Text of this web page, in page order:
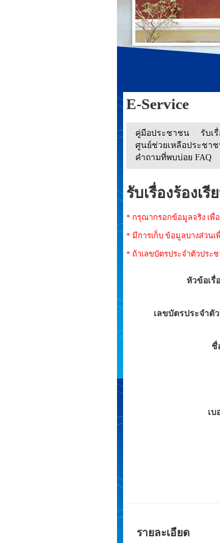
E-Service
คู่มือประชาชน / รับเ
ศูนย์ช่วยเหลือประชา
คำถามที่พบบ่อย FAQ
รับเรื่องร้องเรี
* กรุณากรอกข้อมูลจริง เพื่
* มีการเก็บ ข้อมูลบางส่วนเ
* ถ้าเลขบัตรประจำตัวประ
หัวข้อเรื่
เลขบัตรประจำตั
ชื่
เบ
รายละเอียด